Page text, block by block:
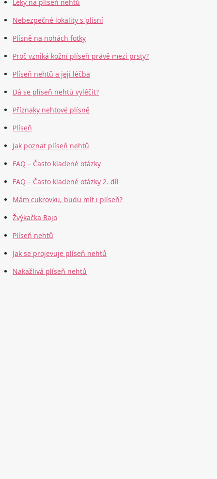
Léky na plíseň nehtů
Nebezpečné lokality s plísní
Plísně na nohách fotky
Proč vzniká kožní plíseň právě mezi prsty?
Plíseň nehtů a její léčba
Dá se plíseň nehtů vyléčit?
Příznaky nehtové plísně
Plíseň
Jak poznat plíseň nehtů
FAQ – Často kladené otázky
FAQ – Často kladené otázky 2. díl
Mám cukrovku, budu mít i plíseň?
Žvýkačka Bajo
Plíseň nehtů
Jak se projevuje plíseň nehtů
Nakažlivá plíseň nehtů